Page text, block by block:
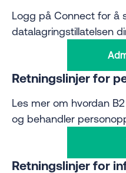
Logg på Connect for å
datalagringstillatelsen
Retningslinjer for
Les mer om hvordan
og behandler
Retningslinjer for